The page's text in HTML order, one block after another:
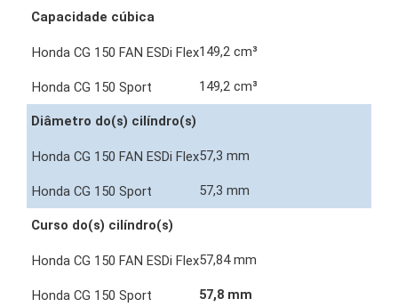
Capacidade cúbica
149,2 cm³
149,2 cm³
Diâmetro do(s) cilíndro(s)
57,3 mm
57,3 mm
Curso do(s) cilíndro(s)
57,84 mm
57,8 mm